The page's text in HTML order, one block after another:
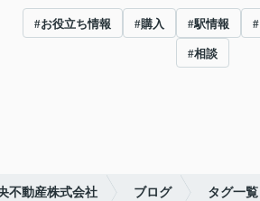
#お役立ち情報 #購入 #駅情報
#相談
不動産株式会社 ブログ タグ一覧